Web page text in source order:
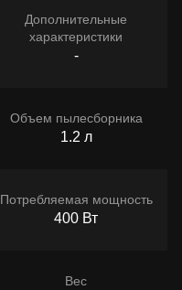
Дополнительные
характеристики
-
Объем пылесборника
1.2 л
Потребляемая мощность
400 Вт
Вес